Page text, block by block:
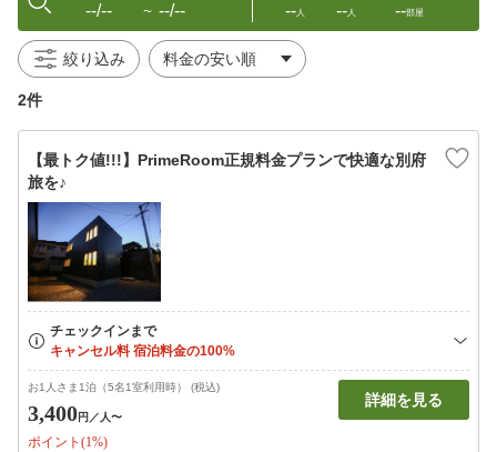
--/-- 〜 --/-- --人 --人 --部屋
絞り込み
2件
【最トク値!!!】PrimeRoom正規料金プランで快適な別府
旅を♪
お1人さま1泊（5名1室利用時） (税込)
3,400円 ／人〜
ポイント(1%)
詳細を見る